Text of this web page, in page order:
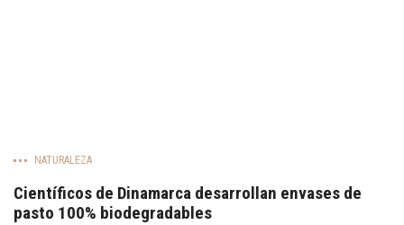
NATURALEZA
Científicos de Dinamarca desarrollan envases de
pasto 100% biodegradables